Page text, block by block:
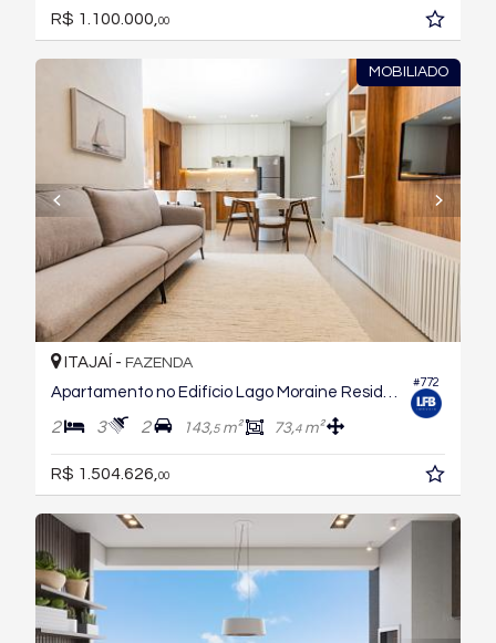
R$ 1.100.000, 00
MOBILIADO
#772
ITAJAÍ - FAZENDA
Apartamento no Edifício Lago Moraine Residencial
2 3 2 143,5m² 73,4m²
R$ 1.504.626, 00